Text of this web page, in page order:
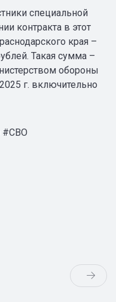
специальной
контракта в этот
края –
Такая сумма –
обороны
г. включительно
#СВО